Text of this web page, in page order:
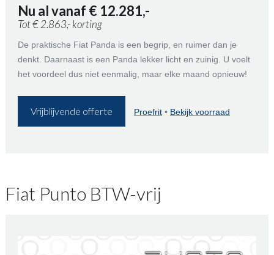
Nu al vanaf € 12.281,-
Tot € 2.863,- korting
De praktische Fiat Panda is een begrip, en ruimer dan je
denkt. Daarnaast is een Panda lekker licht en zuinig. U voelt
het voordeel dus niet eenmalig, maar elke maand opnieuw!
Vrijblijvende offerte Proefrit• Bekijk voorraad
Fiat Punto BTW-vrij